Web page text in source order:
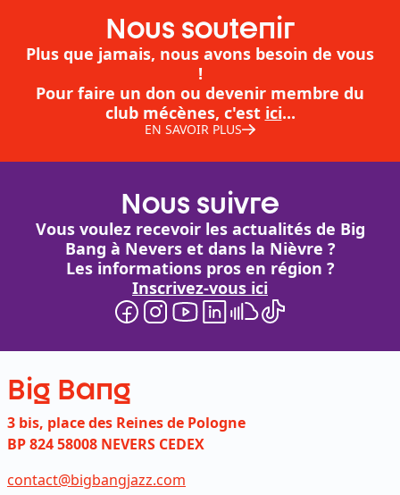
Nous soutenir
Plus que jamais, nous avons besoin de vous
!
Pour faire un don ou devenir membre du
club mécènes, c'est ici...
EN SAVOIR PLUS
Nous suivre
Vous voulez recevoir les actualités de Big
Bang à Nevers et dans la Nièvre ?
Les informations pros en région ?
Inscrivez-vous ici
Big Bang
3 bis, place des Reines de Pologne
BP 824 58008 NEVERS CEDEX
contact@bigbangjazz.com